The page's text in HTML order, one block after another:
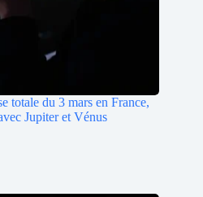
totale du 3 mars en France,
Jupiter et Vénus